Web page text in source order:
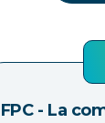
FPC - La